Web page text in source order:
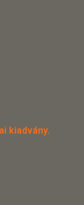
kiadvány.